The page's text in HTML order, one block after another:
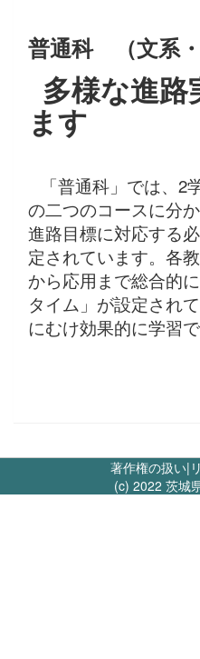
普通科 （文系・
多様な進路
ます
「普通科」では、
の二つのコースに分
進路目標に対応する
定されています。各
から応用まで総合的
タイム」が設定され
にむけ効果的に学習で
著作権の扱い|
(c) 2022 茨城